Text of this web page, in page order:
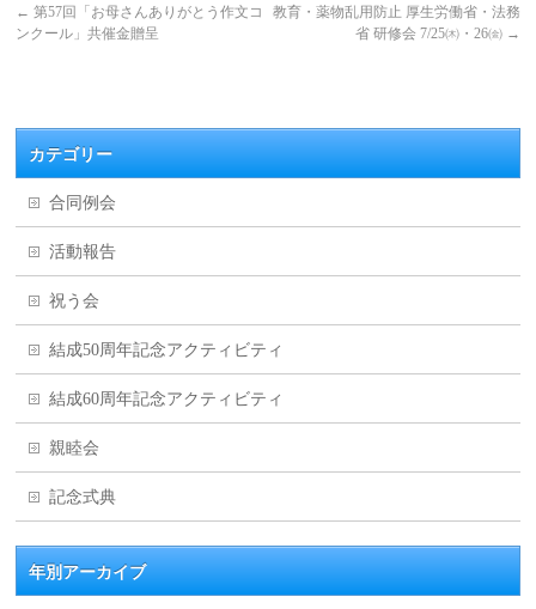
← 第57回「お母さんありがとう作文コ
ンクール」共催金贈呈
教育・薬物乱用防止 厚生労働省・法務
省 研修会 7/25㈭・26㈮ →
カテゴリー
合同例会
活動報告
祝う会
結成50周年記念アクティビティ
結成60周年記念アクティビティ
親睦会
記念式典
年別アーカイブ